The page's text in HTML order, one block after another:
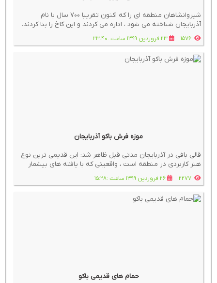
شیروانشاهان منطقه ای را که اکنون تقریبا 700 سال با نام
آذربایجان شناخته می شود ، اداره می کردند و این کاخ را بنا کردند.
1576 23 فروردین 1399 ساعت :23:40
موزه فرش باکو آذربایجان
قالی بافی در آذربایجان مدتی قبل ظاهر شد: این قدیمی ترین نوع
هنر کاربردی در منطقه است ، واقعیتی که با یافته های بیشمار
باستان شناسی از سراسر کشور به اثبات رسیده است.
2277 26 فروردین 1399 ساعت :15:28
حمام های قدیمی باکو